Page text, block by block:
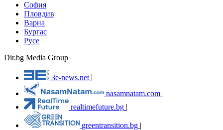
София
Пловдив
Варна
Бургас
Русе
Dir.bg Media Group
3e-news.net
nasamnatam.com |
realtimefuture.bg |
greentransition.bg |